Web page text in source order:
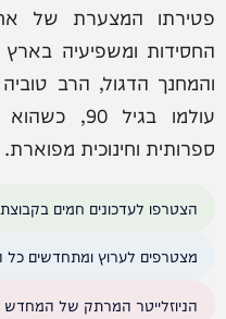
פטירתו המצערת של
החסידות ומשפיעיה
והמחנך הדגול, הרב
עולמו בגיל
ספרותית וחינוכית מפוארת.
הצטרפו לעדכונים חמים
מצטרפים לערוץ ומתחדשים כל
הניוזלייטר המרתק של המחדש